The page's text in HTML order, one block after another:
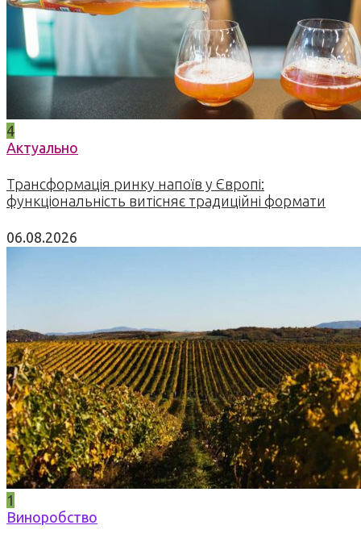
4
Актуально
Трансформація ринку напоїв у Європі:
функціональність витісняє традиційні формати
06.08.2026
1
Виноробство